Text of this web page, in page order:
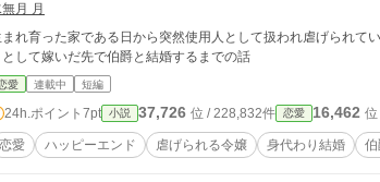
月 月
れ育った家である日から突然使用人として扱われ虐げられていた令嬢 優良物件でありながら、冷酷な噂がある伯爵
して嫁いだ先で伯爵と結婚するまでの話
愛 連載中 短編
24h.ポイント 7pt 小説 37,726 位 / 228,832件 恋愛 16,462
恋愛 ハッピーエンド 虐げられる令嬢 身代わり結婚 伯